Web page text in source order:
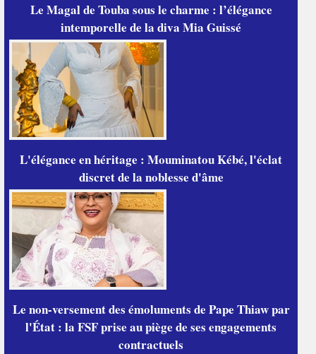
Le Magal de Touba sous le charme : l’élégance
intemporelle de la diva Mia Guissé
L'élégance en héritage : Mouminatou Kébé, l'éclat
discret de la noblesse d'âme
Le non-versement des émoluments de Pape Thiaw par
l'État : la FSF prise au piège de ses engagements
contractuels